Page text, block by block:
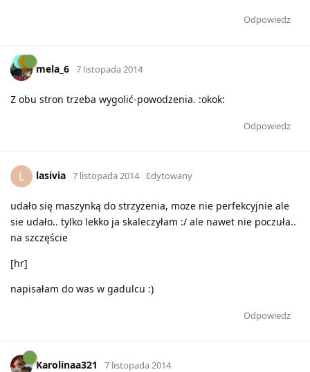
Odpowiedz
mela_6 7 listopada 2014
Z obu stron trzeba wygolić-powodzenia. :okok:
Odpowiedz
L lasivia 7 listopada 2014 Edytowany
udało się maszynką do strzyżenia, moze nie perfekcyjnie ale
sie udało.. tylko lekko ja skaleczyłam :/ ale nawet nie poczuła..
na szczęście
[hr]
napisałam do was w gadulcu :)
Odpowiedz
Karolinaa321 7 listopada 2014